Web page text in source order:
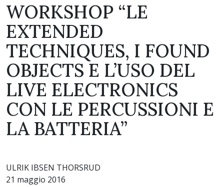
WORKSHOP “LE
EXTENDED
TECHNIQUES, I FOUND
OBJECTS E L’USO DEL
LIVE ELECTRONICS
CON LE PERCUSSIONI E
LA BATTERIA”
ULRIK IBSEN THORSRUD
21 maggio 2016